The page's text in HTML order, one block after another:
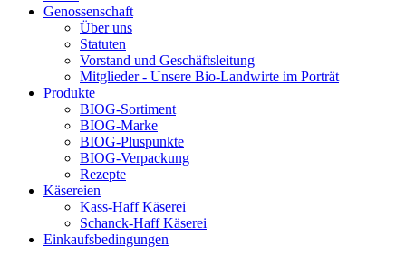
Genossenschaft
Über uns
Statuten
Vorstand und Geschäftsleitung
Mitglieder - Unsere Bio-Landwirte im Porträt
Produkte
BIOG-Sortiment
BIOG-Marke
BIOG-Pluspunkte
BIOG-Verpackung
Rezepte
Käsereien
Kass-Haff Käserei
Schanck-Haff Käserei
Einkaufsbedingungen